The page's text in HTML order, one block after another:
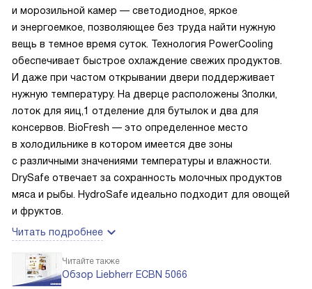
и морозильной камер — светодиодное, яркое
и энергоемкое, позволяющее без труда найти нужную
вещь в темное время суток. Технология PowerCooling
обеспечивает быстрое охлаждение свежих продуктов.
И даже при частом открывании двери поддерживает
нужную температуру. На дверце расположены 3полки,
лоток для яиц,1 отделение для бутылок и два для
консервов. BioFresh — это определенное место
в холодильнике в котором имеется две зоны
с различными значениями температуры и влажности.
DrySafe отвечает за сохранность молочных продуктов
мяса и рыбы. HydroSafe идеально подходит для овощей
и фруктов.
Читать подробнее
Читайте также
Обзор Liebherr ECBN 5066